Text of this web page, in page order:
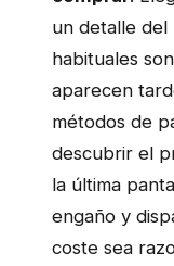
un detalle del
habituales
aparecen
métodos de
descubrir el
la última
engaño y
coste sea